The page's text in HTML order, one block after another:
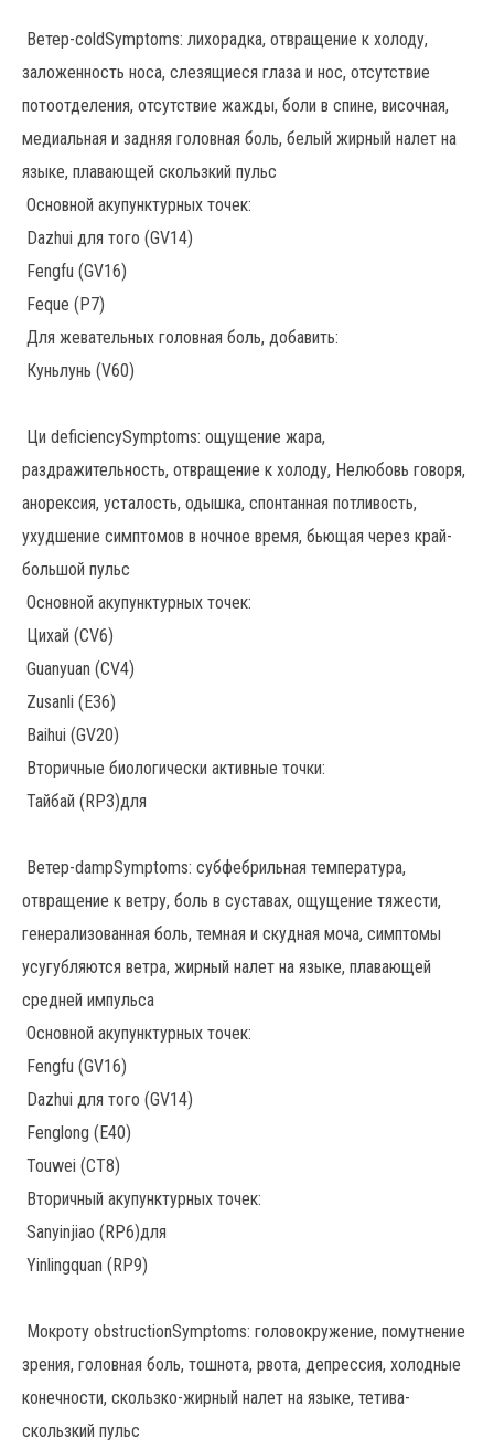
Ветер-coldSymptoms: лихорадка, отвращение к холоду,
заложенность носа, слезящиеся глаза и нос, отсутствие
потоотделения, отсутствие жажды, боли в спине, височная,
медиальная и задняя головная боль, белый жирный налет на
языке, плавающей скользкий пульс
Основной акупунктурных точек:
Dazhui для того (GV14)
Fengfu (GV16)
Feque (P7)
Для жевательных головная боль, добавить:
Куньлунь (V60)
Ци deficiencySymptoms: ощущение жара,
раздражительность, отвращение к холоду, Нелюбовь говоря,
анорексия, усталость, одышка, спонтанная потливость,
ухудшение симптомов в ночное время, бьющая через край-
большой пульс
Основной акупунктурных точек:
Цихай (CV6)
Guanyuan (CV4)
Zusanli (E36)
Baihui (GV20)
Вторичные биологически активные точки:
Тайбай (RP3)для
Ветер-dampSymptoms: субфебрильная температура,
отвращение к ветру, боль в суставах, ощущение тяжести,
генерализованная боль, темная и скудная моча, симптомы
усугубляются ветра, жирный налет на языке, плавающей
средней импульса
Основной акупунктурных точек:
Fengfu (GV16)
Dazhui для того (GV14)
Fenglong (E40)
Touwei (СТ8)
Вторичный акупунктурных точек:
Sanyinjiao (RP6)для
Yinlingquan (RP9)
Мокроту obstructionSymptoms: головокружение, помутнение
зрения, головная боль, тошнота, рвота, депрессия, холодные
конечности, скользко-жирный налет на языке, тетива-
скользкий пульс